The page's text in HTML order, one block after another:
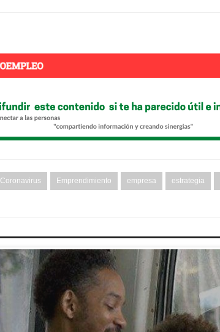
Coronavirus Emprendimiento empresa estrategia